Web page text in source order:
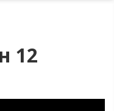
12